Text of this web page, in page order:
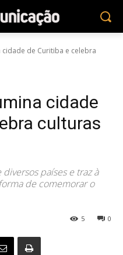
cidade de Curitiba e celebra
cidade
culturas
países e traz à
de comemorar o
0
5